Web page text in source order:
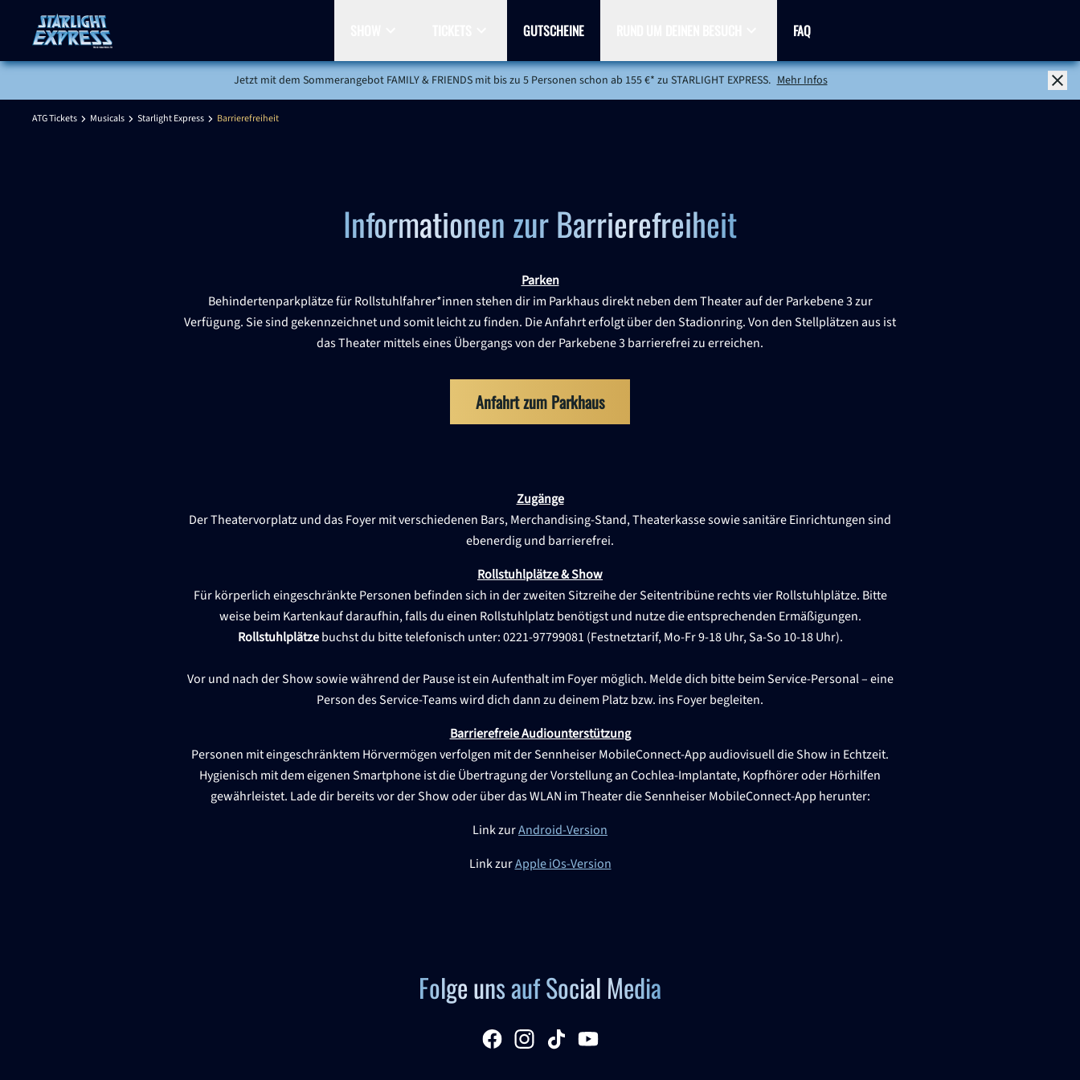
ShowHandlungCastCreativesBackstage
TicketsGutscheineTickets und Hotel
GUTSCHEINE
Anreise und ParkenEinlass und SicherheitBarrierefreiheitBar und LoungeFanshop
FAQ
Jetzt mit dem Sommerangebot FAMILY & FRIENDS mit bis zu 5 Personen schon ab 155 €* zu STARLIGHT EXPRESS. Mehr Infos
Informationen zur Barrierefreiheit
Parken
Behindertenparkplätze für Rollstuhlfahrer*innen stehen dir im Parkhaus direkt neben dem Theater auf der Parkebene 3 zur
Verfügung. Sie sind gekennzeichnet und somit leicht zu finden. Die Anfahrt erfolgt über den Stadionring. Von den Stellplätzen aus ist
das Theater mittels eines Übergangs von der Parkebene 3 barrierefrei zu erreichen.
Anfahrt zum Parkhaus
ATG Tickets Musicals Starlight Express Barrierefreiheit
Zugänge
Der Theatervorplatz und das Foyer mit verschiedenen Bars, Merchandising-Stand, Theaterkasse sowie sanitäre Einrichtungen sind
ebenerdig und barrierefrei.
Rollstuhlplätze & Show
Für körperlich eingeschränkte Personen befinden sich in der zweiten Sitzreihe der Seitentribüne rechts vier Rollstuhlplätze. Bitte
weise beim Kartenkauf daraufhin, falls du einen Rollstuhlplatz benötigst und nutze die entsprechenden Ermäßigungen.
Rollstuhlplätzebuchst du bitte telefonisch unter: 0221-97799081 (Festnetztarif, Mo-Fr 9-18 Uhr, Sa-So 10-18 Uhr).
Vor und nach der Show sowie während der Pause ist ein Aufenthalt im Foyer möglich. Melde dich bitte beim Service-Personal – eine
Person des Service-Teams wird dich dann zu deinem Platz bzw. ins Foyer begleiten.
Barrierefreie Audiounterstützung
Personen mit eingeschränktem Hörvermögen verfolgen mit der Sennheiser MobileConnect-App audiovisuell die Show in Echtzeit.
Hygienisch mit dem eigenen Smartphone ist die Übertragung der Vorstellung an Cochlea-Implantate, Kopfhörer oder Hörhilfen
gewährleistet. Lade dir bereits vor der Show oder über das WLAN im Theater die Sennheiser MobileConnect-App herunter:
Link zurAndroid-Version
Link zurApple iOs-Version
Folge uns auf Social Media
facebookInstagramtiktok YouTube